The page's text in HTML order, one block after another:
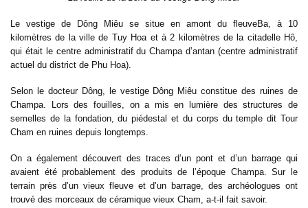
Le vestige de Dông Miêu se situe en amont du fleuveBa, à 10
kilomètres de la ville de Tuy Hoa et à 2 kilomètres de la citadelle Hô,
qui était le centre administratif du Champa d’antan (centre administratif
actuel du district de Phu Hoa).
Selon le docteur Dông, le vestige Dông Miêu constitue des ruines de
Champa. Lors des fouilles, on a mis en lumière des structures de
semelles de la fondation, du piédestal et du corps du temple dit Tour
Cham en ruines depuis longtemps.
On a également découvert des traces d’un pont et d’un barrage qui
avaient été probablement des produits de l’époque Champa. Sur le
terrain près d’un vieux fleuve et d’un barrage, des archéologues ont
trouvé des morceaux de céramique vieux Cham, a-t-il fait savoir.